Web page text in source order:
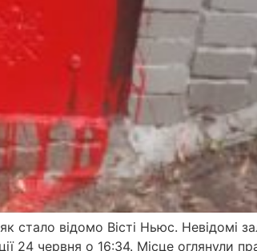
стало відомо Вісті Ньюс. Невідомі
24 червня о 16:34. Місце оглянули